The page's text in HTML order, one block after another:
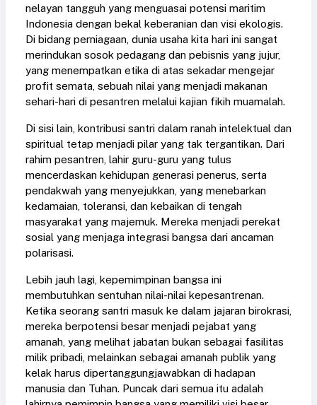
nelayan tangguh yang menguasai potensi maritim
Indonesia dengan bekal keberanian dan visi ekologis.
Di bidang perniagaan, dunia usaha kita hari ini sangat
merindukan sosok pedagang dan pebisnis yang jujur,
yang menempatkan etika di atas sekadar mengejar
profit semata, sebuah nilai yang menjadi makanan
sehari-hari di pesantren melalui kajian fikih muamalah.
Di sisi lain, kontribusi santri dalam ranah intelektual dan
spiritual tetap menjadi pilar yang tak tergantikan. Dari
rahim pesantren, lahir guru-guru yang tulus
mencerdaskan kehidupan generasi penerus, serta
pendakwah yang menyejukkan, yang menebarkan
kedamaian, toleransi, dan kebaikan di tengah
masyarakat yang majemuk. Mereka menjadi perekat
sosial yang menjaga integrasi bangsa dari ancaman
polarisasi.
Lebih jauh lagi, kepemimpinan bangsa ini
membutuhkan sentuhan nilai-nilai kepesantrenan.
Ketika seorang santri masuk ke dalam jajaran birokrasi,
mereka berpotensi besar menjadi pejabat yang
amanah, yang melihat jabatan bukan sebagai fasilitas
milik pribadi, melainkan sebagai amanah publik yang
kelak harus dipertanggungjawabkan di hadapan
manusia dan Tuhan. Puncak dari semua itu adalah